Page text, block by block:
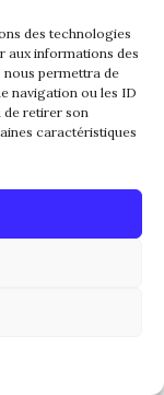
des technologies
aux informations des
permettra de
navigation ou les ID
de retirer son
caractéristiques
1A) et
le
avant